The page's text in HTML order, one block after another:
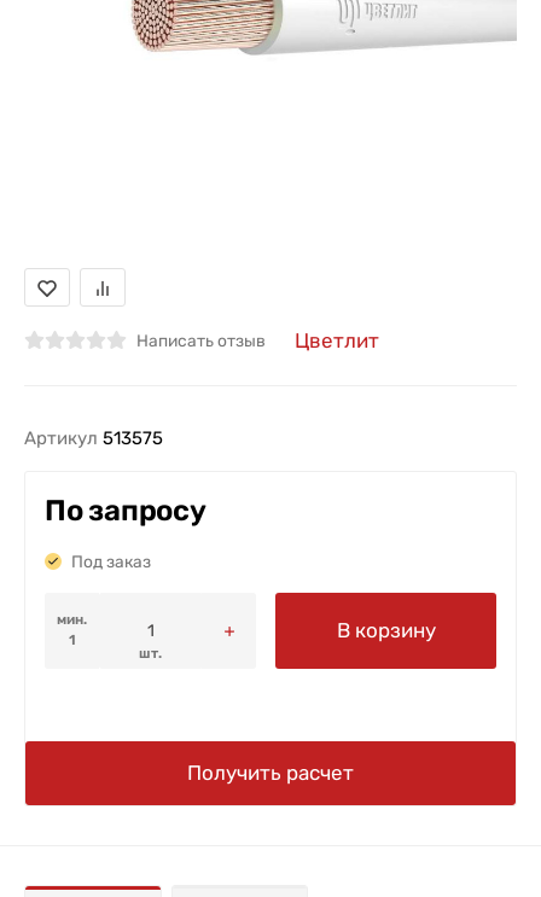
Написать отзыв Цветлит
Артикул 513575
По запросу
Под заказ
мин.
1
шт.
В корзину
Получить расчет